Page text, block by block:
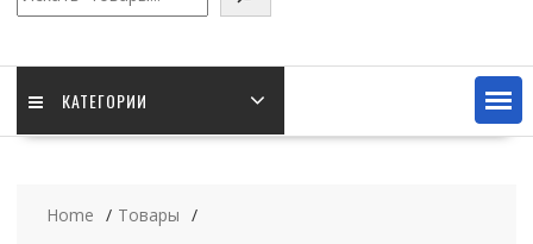
КАТЕГОРИИ
Home
Товары